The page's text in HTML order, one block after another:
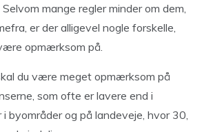
mange regler minder om dem,
er der alligevel nogle forskelle,
opmærksom på.
du være meget opmærksom på
som ofte er lavere end i
byområder og på landeveje, hvor 30,